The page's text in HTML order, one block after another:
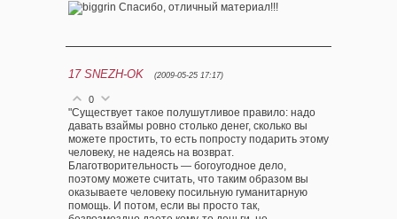
Спасибо, отличный материал!!!
17 SNEZH-OK (2009-05-25 17:17)
0
"Существует такое полушутливое правило: надо
давать взаймы ровно столько денег, сколько вы
можете простить, то есть попросту подарить этому
человеку, не надеясь на возврат.
Благотворительность — богоугодное дело,
поэтому можете считать, что таким образом вы
оказываете человеку посильную гуманитарную
помощь. И потом, если вы просто так,